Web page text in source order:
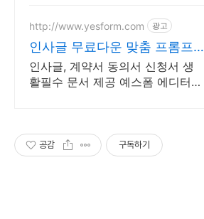
http://www.yesform.com 광고
인사글 무료다운 맞춤 프롬프
트 제공
인사글, 계약서 동의서 신청서 생
활필수 문서 제공 예스폼 에디터로
공감 구독하기